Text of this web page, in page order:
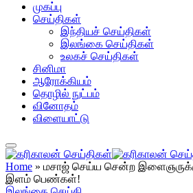
முகப்பு
செய்திகள்
இந்தியச் செய்திகள்
இலங்கை செய்திகள்
உலகச் செய்திகள்
சினிமா
ஆரோக்கியம்
தொழில் நுட்பம்
வினோதம்
விளையாட்டு
Home » மசாஜ் செய்ய சென்ற
இளம் பெண்கள்!